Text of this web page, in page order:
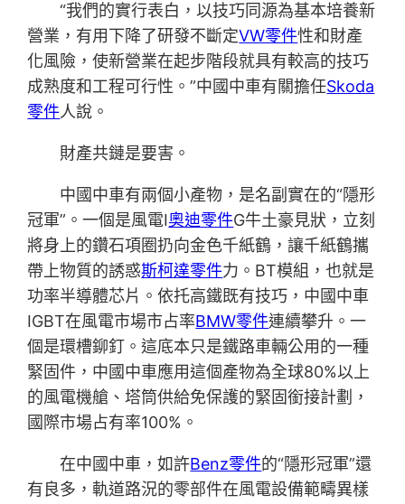
“我們的實行表白，以技巧同源為基本培養新
營業，有用下降了研發不斷定VW零件性和財產
化風險，使新營業在起步階段就具有較高的技巧
成熟度和工程可行性。”中國中車有關擔任Skoda
零件人說。
財產共鏈是要害。
中國中車有兩個小產物，是名副實在的“隱形
冠軍”。一個是風電I奧迪零件G牛土豪見狀，立刻
將身上的鑽石項圈扔向金色千紙鶴，讓千紙鶴攜
帶上物質的誘惑斯柯達零件力。BT模組，也就是
功率半導體芯片。依托高鐵既有技巧，中國中車
IGBT在風電市場市占率BMW零件連續攀升。一
個是環槽鉚釘。這底本只是鐵路車輛公用的一種
緊固件，中國中車應用這個產物為全球80%以上
的風電機艙、塔筒供給免保護的緊固銜接計劃，
國際市場占有率100%。
在中國中車，如許Benz零件的“隱形冠軍”還
有良多，軌道路況的零部件在風電設備範疇異樣